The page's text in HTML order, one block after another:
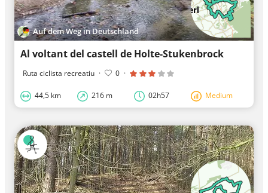
Auf dem Weg in Deutschland
Al voltant del castell de Holte-Stukenbrock
Ruta ciclista recreatiu · 0 ·
44,5 km 216 m 02h57 Medium